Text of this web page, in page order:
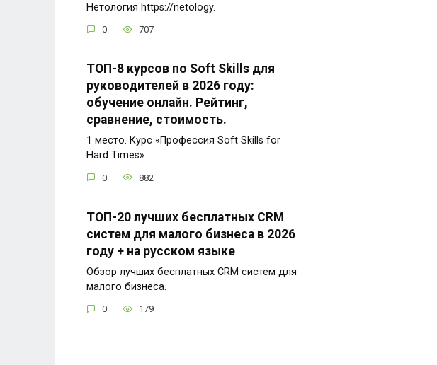
Нетология https://netology.
0 707
ТОП-8 курсов по Soft Skills для
руководителей в 2026 году:
обучение онлайн. Рейтинг,
сравнение, стоимость.
1 место. Курс «Профессия Soft Skills for
Hard Times»
0 882
ТОП-20 лучших бесплатных CRM
систем для малого бизнеса в 2026
году + на русском языке
Обзор лучших бесплатных CRM систем для
малого бизнеса.
0 179